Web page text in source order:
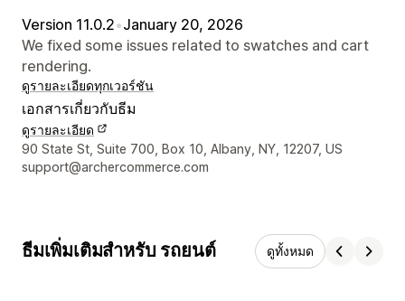
Version 11.0.2•January 20, 2026
We fixed some issues related to swatches and cart
rendering.
ดูรายละเอียดทุกเวอร์ชัน
เอกสารเกี่ยวกับธีม
ดูรายละเอียด
รายละเอียดการติดต่อผู้ออกแบบ
90 State St, Suite 700, Box 10, Albany, NY, 12207, US
support@archercommerce.com
ธีมเพิ่มเติมสำหรับ รถยนต์ ดูทั้งหมด